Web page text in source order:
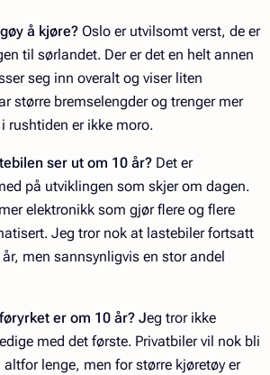
å kjøre? Oslo er utvilsomt verst, de er
til sørlandet. Der er det en helt annen
seg inn overalt og viser liten
større bremselengder og trenger mer
rushtiden er ikke moro.
ser ut om 10 år? Det er
på utviklingen som skjer om dagen.
elektronikk som gjør flere og flere
Jeg tror nok at lastebiler fortsatt
men sannsynligvis en stor andel
er om 10 år? Jeg tror ikke
med det første. Privatbiler vil nok bli
lenge, men for større kjøretøy er